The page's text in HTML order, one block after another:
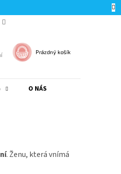
Prázdný košík
O NÁS
. Ženu, která vnímá